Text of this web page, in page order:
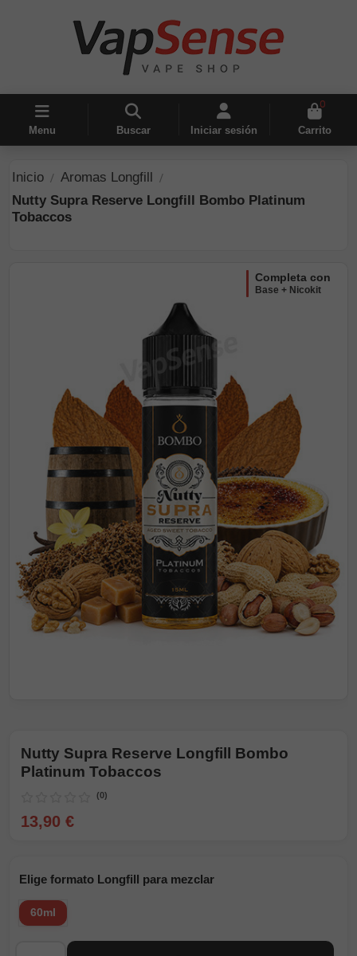
Menu Buscar Iniciar sesión
0
Carrito
Inicio
Aromas Longfill
Nutty Supra Reserve Longfill Bombo Platinum
Tobaccos
completa con
Base + Nicokit
Nutty Supra Reserve Longfill Bombo
Platinum Tobaccos
(0)
13,90 €
Elige formato Longfill para mezclar
60ml